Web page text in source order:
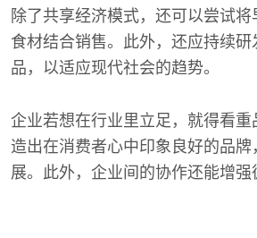
除了共享经济模式，还可以尝试
食材结合销售。此外，还应持续研
品，以适应现代社会的趋势。
企业若想在行业里立足，就得看
造出在消费者心中印象良好的品牌
展。此外，企业间的协作还能增强